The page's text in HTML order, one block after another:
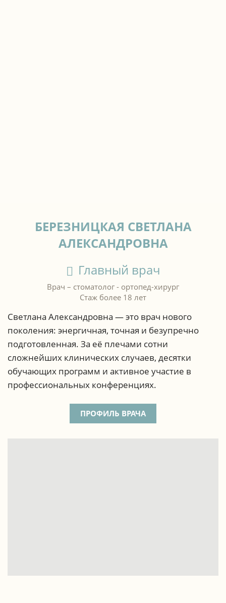
БЕРЕЗНИЦКАЯ СВЕТЛАНА
АЛЕКСАНДРОВНА
Главный врач
Врач – стоматолог - ортопед-хирург
Стаж более 18 лет
Светлана Александровна — это врач нового
поколения: энергичная, точная и безупречно
подготовленная. За её плечами сотни
сложнейших клинических случаев, десятки
обучающих программ и активное участие в
профессиональных конференциях.
ПРОФИЛЬ ВРАЧА